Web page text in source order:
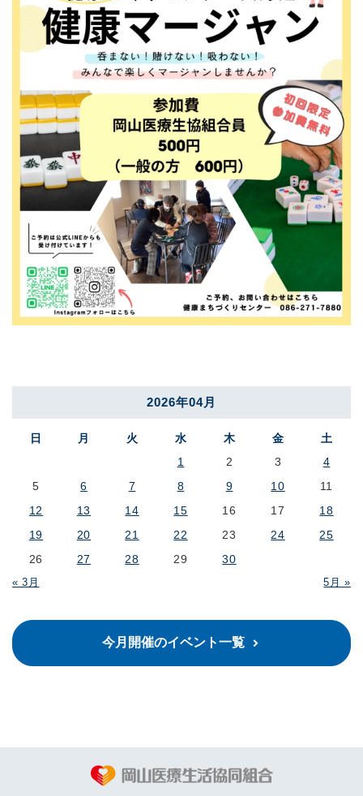
2026年04月
日 月 火 水 木 金 土
« 3月 5月 »
1 2 3
4
5
6 7 8 9 10
11
12
13 14 15 16 17
18
19
20 21 22 23 24
25
26
27 28 29 30
今月開催のイベント一覧